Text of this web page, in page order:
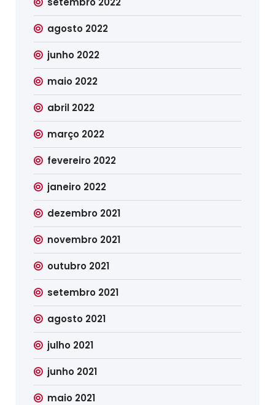
agosto 2022
junho 2022
maio 2022
abril 2022
março 2022
fevereiro 2022
janeiro 2022
dezembro 2021
novembro 2021
outubro 2021
setembro 2021
agosto 2021
julho 2021
junho 2021
maio 2021